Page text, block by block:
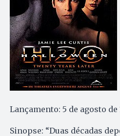
Lançamento: 5 de agosto de
Sinopse: “Duas décadas